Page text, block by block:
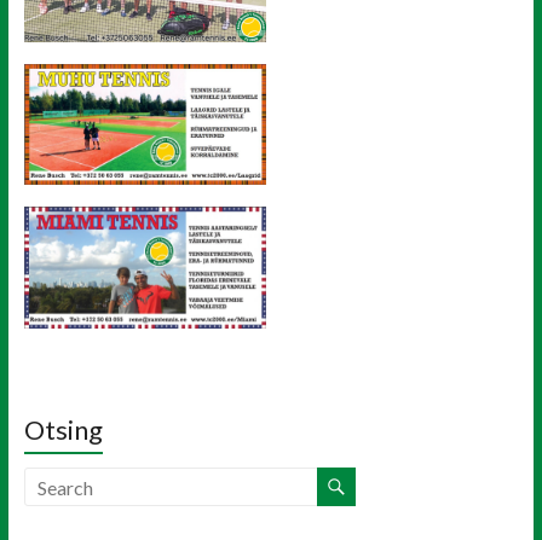
Otsing